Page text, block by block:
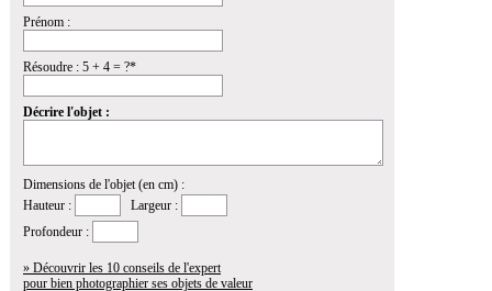
Prénom :
Résoudre : 5 + 4 = ?*
Décrire l'objet :
Dimensions de l'objet (en cm) :
Hauteur :
Largeur :
Profondeur :
» Découvrir les 10 conseils de l'expert
pour bien photographier ses objets de valeur